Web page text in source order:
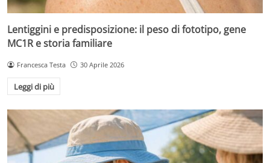
Lentiggini e predisposizione: il peso di fototipo, gene
MC1R e storia familiare
Francesca Testa 30 Aprile 2026
Leggi di più